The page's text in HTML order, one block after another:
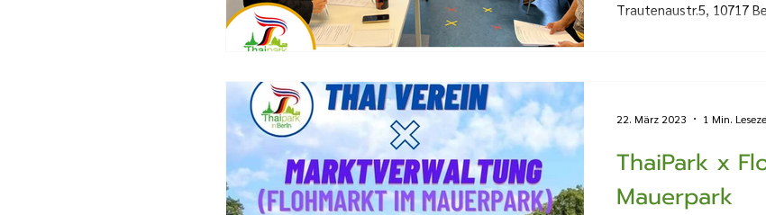
Trautenaustr.5, 10717
ThaiPark x
Mauerpark
22. März 2023 1 Min.